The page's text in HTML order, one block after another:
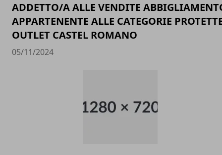
ADDETTO/A ALLE VENDITE
APPARTENENTE ALLE CATEGORIE
OUTLET CASTEL ROMANO
05/11/2024